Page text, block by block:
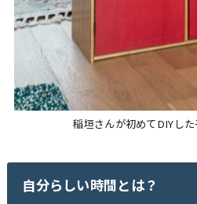
稲垣さんが初めてDIYし
自分らしい時間とは？